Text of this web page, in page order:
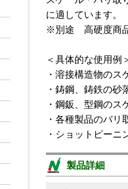
に適しています。
※別途 高硬度商
＜具体的な使用例
・溶接構造物のス
・鋳鋼、鋳鉄の砂
・鋼鈑、型鋼のス
・各種製品のバリ
・ショットピー
製品詳細